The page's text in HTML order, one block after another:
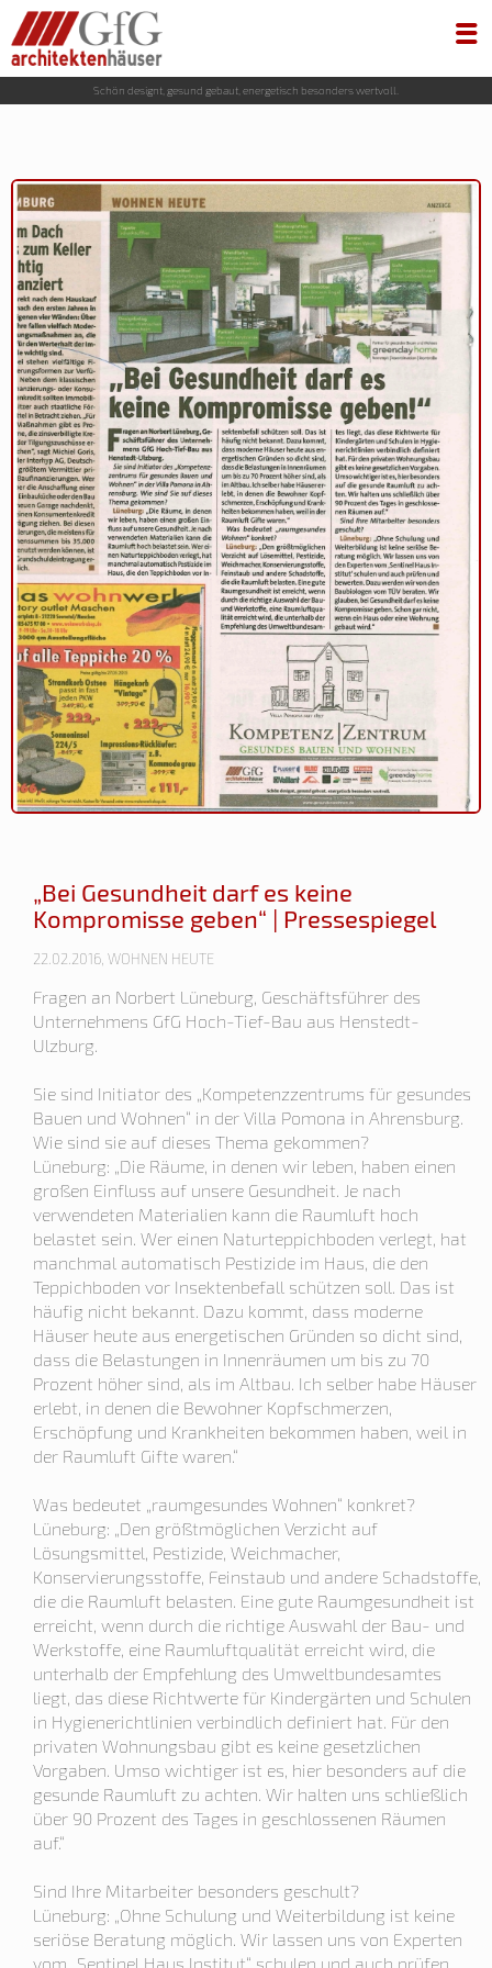
Schön designt, gesund gebaut, energetisch besonders wertvoll.
„Bei Gesundheit darf es keine
Kompromisse geben“ | Pressespiegel
22.02.2016, WOHNEN HEUTE
Fragen an Norbert Lüneburg, Geschäftsführer des
Unternehmens GfG Hoch-Tief-Bau aus Henstedt-
Ulzburg.
Sie sind Initiator des „Kompetenzzentrums für gesundes
Bauen und Wohnen“ in der Villa Pomona in Ahrensburg.
Wie sind sie auf dieses Thema gekommen?
Lüneburg: „Die Räume, in denen wir leben, haben einen
großen Einfluss auf unsere Gesundheit. Je nach
verwendeten Materialien kann die Raumluft hoch
belastet sein. Wer einen Naturteppichboden verlegt, hat
manchmal automatisch Pestizide im Haus, die den
Teppichboden vor Insektenbefall schützen soll. Das ist
häufig nicht bekannt. Dazu kommt, dass moderne
Häuser heute aus energetischen Gründen so dicht sind,
dass die Belastungen in Innenräumen um bis zu 70
Prozent höher sind, als im Altbau. Ich selber habe Häuser
erlebt, in denen die Bewohner Kopfschmerzen,
Erschöpfung und Krankheiten bekommen haben, weil in
der Raumluft Gifte waren.“
Was bedeutet „raumgesundes Wohnen“ konkret?
Lüneburg: „Den größtmöglichen Verzicht auf
Lösungsmittel, Pestizide, Weichmacher,
Konservierungsstoffe, Feinstaub und andere Schadstoffe,
die die Raumluft belasten. Eine gute Raumgesundheit ist
erreicht, wenn durch die richtige Auswahl der Bau- und
Werkstoffe, eine Raumluftqualität erreicht wird, die
unterhalb der Empfehlung des Umweltbundesamtes
liegt, das diese Richtwerte für Kindergärten und Schulen
in Hygienerichtlinien verbindlich definiert hat. Für den
privaten Wohnungsbau gibt es keine gesetzlichen
Vorgaben. Umso wichtiger ist es, hier besonders auf die
gesunde Raumluft zu achten. Wir halten uns schließlich
über 90 Prozent des Tages in geschlossenen Räumen
auf.“
Sind Ihre Mitarbeiter besonders geschult?
Lüneburg: „Ohne Schulung und Weiterbildung ist keine
seriöse Beratung möglich. Wir lassen uns von Experten
vom „Sentinel Haus Institut“ schulen und auch prüfen